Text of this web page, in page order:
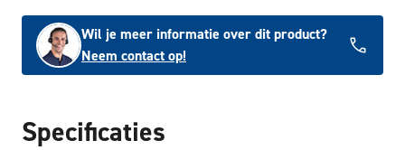
Wil je meer informatie over dit product?
Neem contact op!
Specificaties